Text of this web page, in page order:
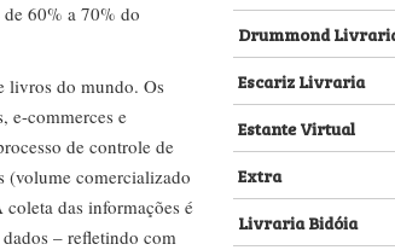
60% a 70% do
livros do mundo. Os
e-commerces e
de controle de
(volume comercializado
das informações é
– refletindo com
Drummond
Escariz Livraria
Estante Virtual
Extra
Livraria Bidóia